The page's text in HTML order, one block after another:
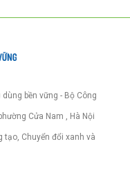
bền vững - Bộ Công
Cửa Nam , Hà Nội
Chuyển đổi xanh và